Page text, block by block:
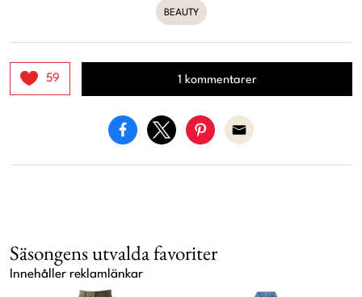
BEAUTY
59 1 kommentarer
Säsongens utvalda favoriter
Innehåller reklamlänkar